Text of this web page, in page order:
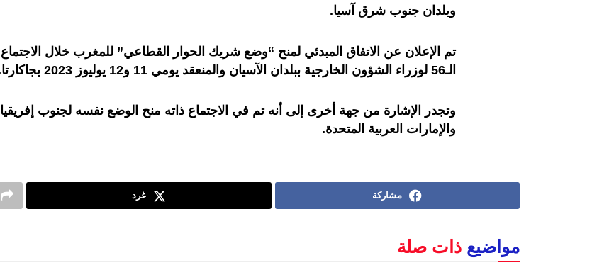
وبلدان جنوب شرق آسيا.
تم الإعلان عن الاتفاق المبدئي لمنح “وضع شريك الحوار القطاعي” للمغرب خلال الاجتماع
الـ56 لوزراء الشؤون الخارجية ببلدان الآسيان والمنعقد يومي 11 و12 يوليوز 2023 بجاكارتا.
وتجدر الإشارة من جهة أخرى إلى أنه تم في الاجتماع ذاته منح الوضع نفسه لجنوب إفريقيا
والإمارات العربية المتحدة.
مشاركة غرد
مواضيع ذات صلة